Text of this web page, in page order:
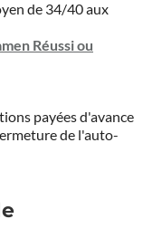
de 34/40 aux
Réussi ou
payées d'avance
de l'auto-